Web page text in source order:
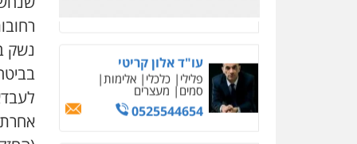
חמורה מעצרים וחקירות
צבאי תעבורה
0544218336
נשק